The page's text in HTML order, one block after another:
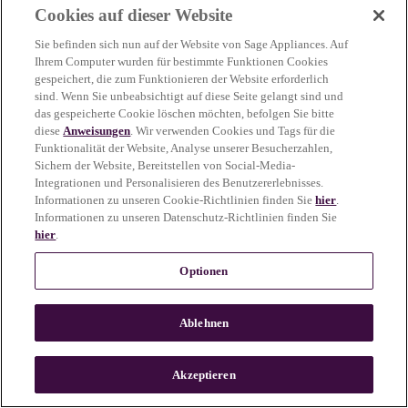
more information)
n
Cookies auf dieser Website
Sie befinden sich nun auf der Website von Sage Appliances. Auf
Ihrem Computer wurden für bestimmte Funktionen Cookies
gespeichert, die zum Funktionieren der Website erforderlich
sind. Wenn Sie unbeabsichtigt auf diese Seite gelangt sind und
das gespeicherte Cookie löschen möchten, befolgen Sie bitte
dieseAnweisungen. Wir verwenden Cookies und Tags für die
Funktionalität der Website, Analyse unserer Besucherzahlen,
Sichern der Website, Bereitstellen von Social-Media-
Integrationen und Personalisieren des Benutzererlebnisses.
Informationen zu unseren Cookie-Richtlinien finden Siehier.
Informationen zu unseren Datenschutz-Richtlinien finden Sie
hier.
Optionen
Ablehnen
Akzeptieren